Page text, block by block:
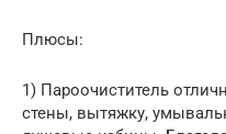
Плюсы:
1) Пароочиститель
стены, вытяжку,